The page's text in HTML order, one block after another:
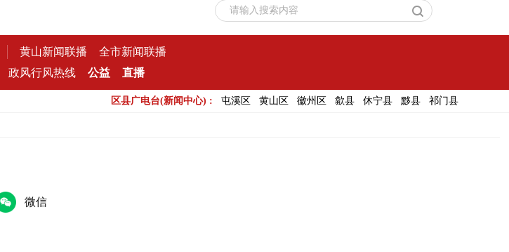
请输入搜索内容
黄山新闻联播
全市新闻联播
政风行风热线 公益 直播
区县广电台(新闻中心) : 屯溪区 黄山区 徽州区 歙县 休宁县 黟县 祁门县
微信